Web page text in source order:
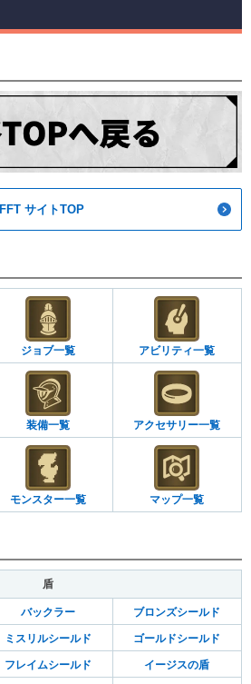
FFT サイトTOP
ジョブ一覧 アビリティ一覧
装備一覧 アクセサリー一覧
モンスター一覧 マップ一覧
盾
バックラー ブロンズシールド
ミスリルシールド ゴールドシールド
フレイムシールド イージスの盾